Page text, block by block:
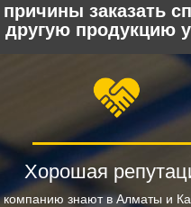
причины заказать
другую продукцию
Хорошая
знают в Алматы и